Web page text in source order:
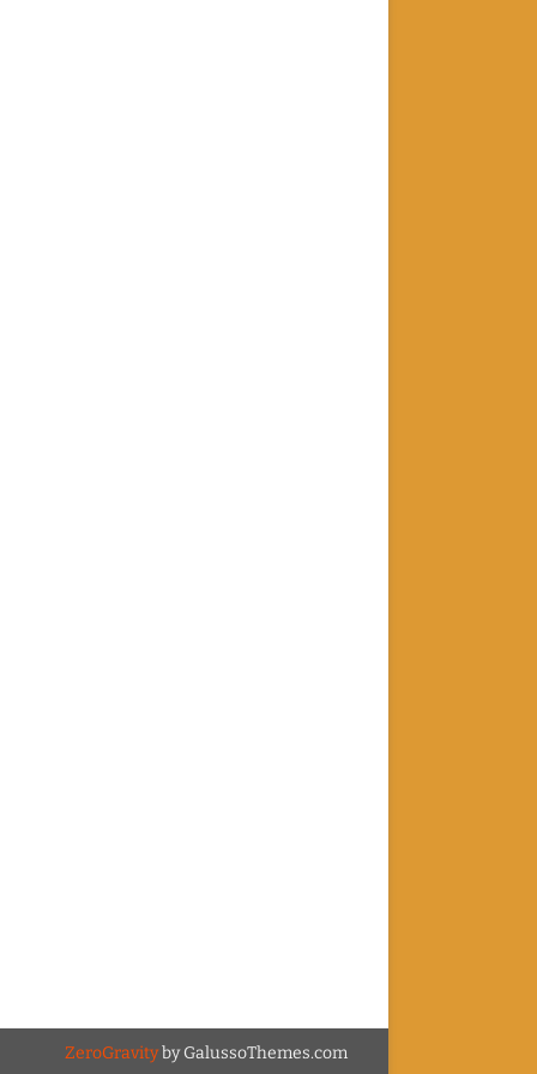
ZeroGravityby GalussoThemes.com